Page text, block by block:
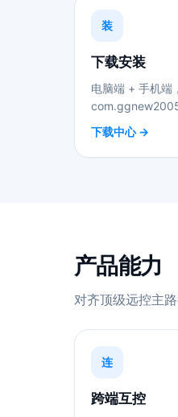
装
下载安装
电脑端 + 手机端
下载中心 →
产品能力
对齐顶级远控主
连
跨端互控